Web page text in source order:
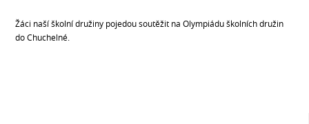
Žáci naší školní družiny pojedou soutěžit na Olympiádu školních družin
do Chuchelné.